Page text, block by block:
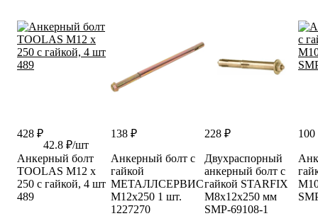
428 ₽
42.8 ₽/шт
Анкерный болт
TOOLAS М12 х
250 с гайкой, 4 шт
489
138 ₽
Анкерный болт с
гайкой
МЕТАЛЛСЕРВИС
М12x250 1 шт.
1227270
228 ₽
Двухраспорный
анкерный болт с
гайкой STARFIX
М8x12x250 мм
SMP-69108-1
100